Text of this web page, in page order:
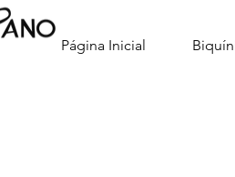
Página Inicial